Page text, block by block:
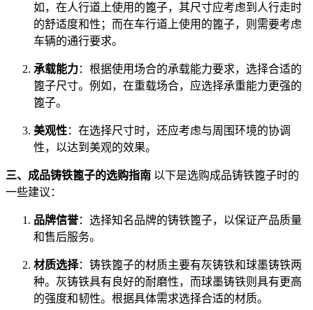
如，在人行道上使用的篦子，其尺寸应考虑到人行走时
的舒适度和性；而在车行道上使用的篦子，则需要考虑
车辆的通行要求。
承载能力：根据使用场合的承载能力要求，选择合适的
篦子尺寸。例如，在重载场合，应选择承重能力更强的
篦子。
美观性：在选择尺寸时，还应考虑与周围环境的协调
性，以达到美观的效果。
三、成品铸铁篦子的选购指南 以下是选购成品铸铁篦子时的
一些建议：
品牌信誉：选择知名品牌的铸铁篦子，以保证产品质量
和售后服务。
材质选择：铸铁篦子的材质主要有灰铸铁和球墨铸铁两
种。灰铸铁具有良好的耐磨性，而球墨铸铁则具有更高
的强度和韧性。根据具体需求选择合适的材质。